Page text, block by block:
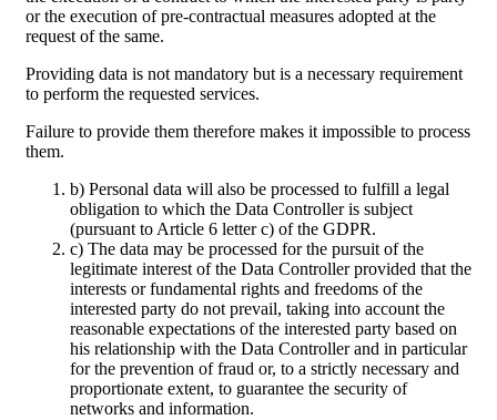
or the execution of pre-contractual measures adopted at the
request of the same.
Providing data is not mandatory but is a necessary requirement
to perform the requested services.
Failure to provide them therefore makes it impossible to process
them.
b) Personal data will also be processed to fulfill a legal
obligation to which the Data Controller is subject
(pursuant to Article 6 letter c) of the GDPR.
c) The data may be processed for the pursuit of the
legitimate interest of the Data Controller provided that the
interests or fundamental rights and freedoms of the
interested party do not prevail, taking into account the
reasonable expectations of the interested party based on
his relationship with the Data Controller and in particular
for the prevention of fraud or, to a strictly necessary and
proportionate extent, to guarantee the security of
networks and information.